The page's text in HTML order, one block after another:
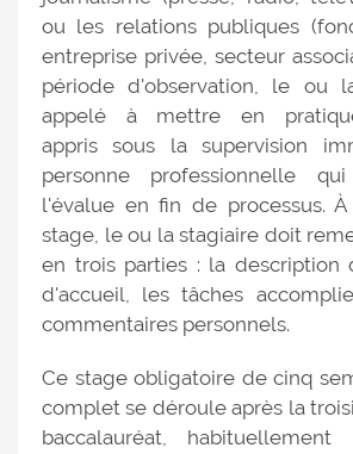
ou les relations publiques
entreprise privée, secteur
période d'observation, le ou
appelé à mettre en
appris sous la supervision
personne professionnelle
l'évalue en fin de processus.
stage, le ou la stagiaire doit
en trois parties : la description
d'accueil, les tâches
commentaires personnels.
Ce stage obligatoire de cinq
complet se déroule après la
baccalauréat,